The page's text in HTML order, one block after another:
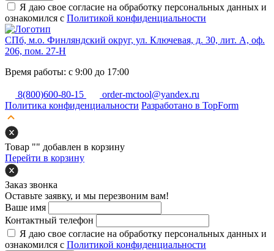
Я даю свое согласие на обработку персональных данных и
ознакомился с Политикой конфиденциальности
СПб, м.о. Финляндский округ, ул. Ключевая, д. 30, лит. А, оф.
206, пом. 27-Н
Время работы: с 9:00 до 17:00
8(800)600-80-15
order-mctool@yandex.ru
Политика конфиденциальности Разработано в TopForm
Товар "" добавлен в корзину
Перейти в корзину
Заказ звонка
Оставьте заявку, и мы перезвоним вам!
Ваше имя
Контактный телефон
Я даю свое согласие на обработку персональных данных и
ознакомился с Политикой конфиденциальности